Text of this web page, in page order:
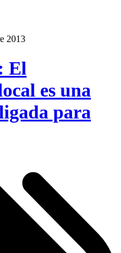
2013
El
es una
para